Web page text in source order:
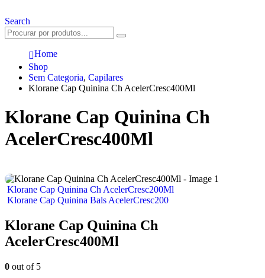
Search
Home
Shop
Sem Categoria, Capilares
Klorane Cap Quinina Ch AcelerCresc400Ml
Klorane Cap Quinina Ch
AcelerCresc400Ml
Klorane Cap Quinina Ch AcelerCresc200Ml
Klorane Cap Quinina Bals AcelerCresc200
Klorane Cap Quinina Ch
AcelerCresc400Ml
0 out of 5